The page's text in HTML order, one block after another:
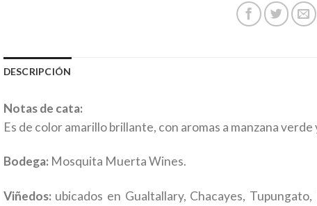
DESCRIPCIÓN
Notas de cata:
Es de color amarillo brillante, con aromas a manzana verde
Bodega:Mosquita Muerta Wines.
Viñedos:ubicados en Gualtallary, Chacayes,